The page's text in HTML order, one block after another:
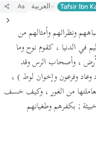
Aa العربية Tafsir Ibn
ونظرائهم وأمثالهم من
في الدنيا ، كقوم نوح وما
، وأصحاب الرس وقد
وعاد وفرعون وإخوان لوط ) ،
من الغور ، وكيف خسف
; بكفرهم وطغيانهم